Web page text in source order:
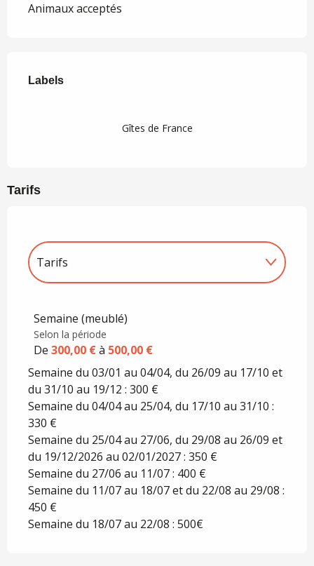
Animaux acceptés
Labels
Labels
Gîtes de France
Tarifs
Tarifs
Semaine (meublé)
Selon la période
De 300,00 €à 500,00 €
Semaine du 03/01 au 04/04, du 26/09 au 17/10 et
du 31/10 au 19/12 : 300 €
Semaine du 04/04 au 25/04, du 17/10 au 31/10 :
330 €
Semaine du 25/04 au 27/06, du 29/08 au 26/09 et
du 19/12/2026 au 02/01/2027 : 350 €
Semaine du 27/06 au 11/07 : 400 €
Semaine du 11/07 au 18/07 et du 22/08 au 29/08 :
450 €
Semaine du 18/07 au 22/08 : 500€